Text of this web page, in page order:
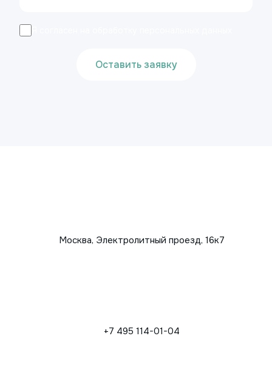
Оставить заявку
Москва, Электролитный проезд, 16к7
+7 495 114-01-04